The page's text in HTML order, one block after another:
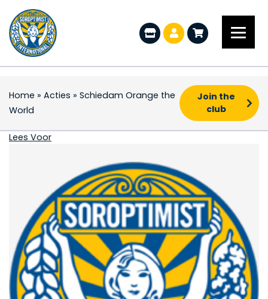
Home » Acties » Schiedam Orange the
World
Join the
club
Schiedam Orange
Lees Voor